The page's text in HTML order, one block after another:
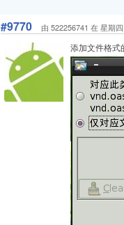
#9770 由 522256741 在 星期
添加文件格式